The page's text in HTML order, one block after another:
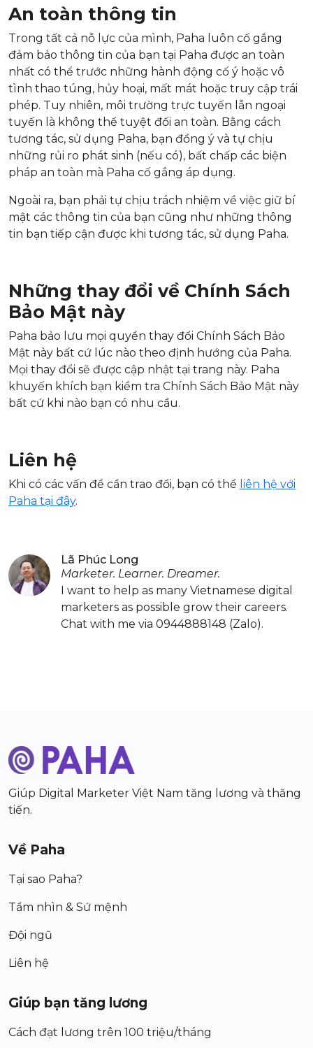
An toàn thông tin
Trong tất cả nỗ lực của mình, Paha luôn cố gắng
đảm bảo thông tin của bạn tại Paha được an toàn
nhất có thể trước những hành động cố ý hoặc vô
tình thao túng, hủy hoại, mất mát hoặc truy cập trái
phép. Tuy nhiên, môi trường trực tuyến lẫn ngoại
tuyến là không thể tuyệt đối an toàn. Bằng cách
tương tác, sử dụng Paha, bạn đồng ý và tự chịu
những rủi ro phát sinh (nếu có), bất chấp các biện
pháp an toàn mà Paha cố gắng áp dụng.
Ngoài ra, bạn phải tự chịu trách nhiệm về việc giữ bí
mật các thông tin của bạn cũng như những thông
tin bạn tiếp cận được khi tương tác, sử dụng Paha.
Những thay đổi về Chính Sách
Bảo Mật này
Paha bảo lưu mọi quyền thay đổi Chính Sách Bảo
Mật này bất cứ lúc nào theo định hướng của Paha.
Mọi thay đổi sẽ được cập nhật tại trang này. Paha
khuyến khích bạn kiểm tra Chính Sách Bảo Mật này
bất cứ khi nào bạn có nhu cầu.
Liên hệ
Khi có các vấn đề cần trao đổi, bạn có thể liên hệ với
Paha tại đây.
Lã Phúc Long
Marketer. Learner. Dreamer.
I want to help as many Vietnamese digital
marketers as possible grow their careers.
Chat with me via 0944888148 (Zalo).
Giúp Digital Marketer Việt Nam tăng lương và thăng
tiến.
Về Paha
Tại sao Paha?
Tầm nhìn & Sứ mệnh
Đội ngũ
Liên hệ
Giúp bạn tăng lương
Cách đạt lương trên 100 triệu/tháng